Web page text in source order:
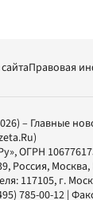
Правовая
– Главные
, ОГРН
Россия,
117105, г.
785-00-12|